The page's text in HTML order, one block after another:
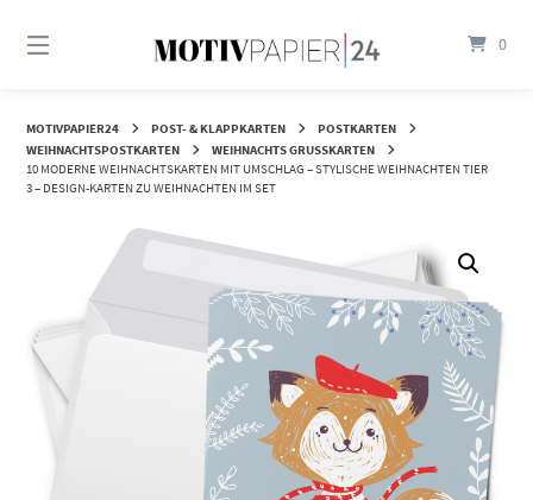
zum
0
MOTIVPAPIER24 POST- & KLAPPKARTEN
POSTKARTEN
WEIHNACHTSPOSTKARTEN
WEIHNACHTS GRUSSKARTEN
10 MODERNE WEIHNACHTSKARTEN MIT UMSCHLAG – STYLISCHE WEIHNACHTEN TIER
3 – DESIGN-KARTEN ZU WEIHNACHTEN IM SET